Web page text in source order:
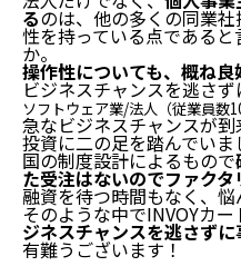
るのは、他の多くの同業
性を持っている点である
か。
操作性についても、概ね良
ビジネスチャンスを逃さず
ソフトウェア業/法人（従業員数
急なビジネスチャンスが
投資に二の足を踏んでいま
国の制度設計によるもので
た受注はないのでファク
融資を待つ時間もなく、悩
そのような中でINVOYカー
ジネスチャンスを逃さず
有難うございます！